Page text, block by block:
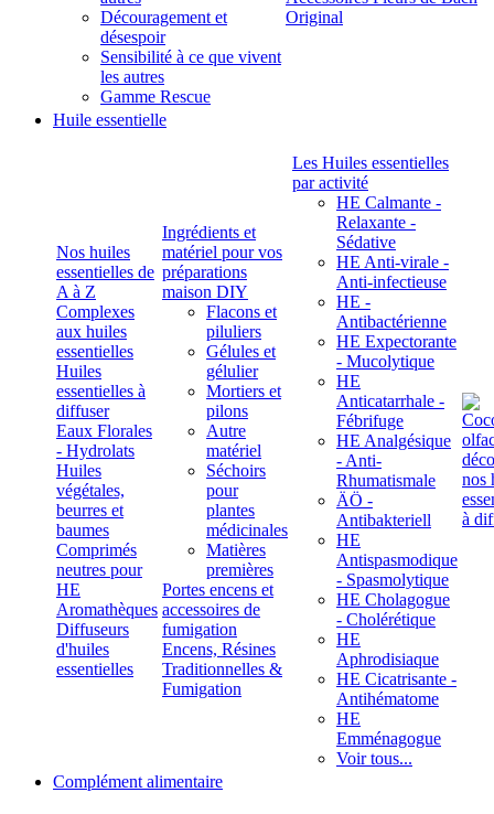
Découragement et
désespoir
Sensibilité à ce que vivent
les autres
Gamme Rescue
Original
Huile essentielle
Nos huiles
essentielles de
A à Z
Complexes
aux huiles
essentielles
Huiles
essentielles à
diffuser
Eaux Florales
- Hydrolats
Huiles
végétales,
beurres et
baumes
Comprimés
neutres pour
HE
Aromathèques
Diffuseurs
d'huiles
essentielles
Ingrédients et
matériel pour vos
préparations
maison DIY
Flacons et
piluliers
Gélules et
gélulier
Mortiers et
pilons
Autre
matériel
Séchoirs
pour
plantes
médicinales
Matières
premières
Portes encens et
accessoires de
fumigation
Encens, Résines
Traditionnelles &
Fumigation
Les Huiles essentielles
par activité
HE Calmante -
Relaxante -
Sédative
HE Anti-virale -
Anti-infectieuse
HE -
Antibactérienne
HE Expectorante
- Mucolytique
HE
Anticatarrhale -
Fébrifuge
HE Analgésique
- Anti-
Rhumatismale
ÄÖ -
Antibakteriell
HE
Antispasmodique
- Spasmolytique
HE Cholagogue
- Cholérétique
HE
Aphrodisiaque
HE Cicatrisante -
Antihématome
HE
Emménagogue
Voir tous...
Complément alimentaire